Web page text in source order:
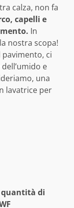
calza, non fa
capelli e
In
nostra scopa!
pavimento, ci
e
una
lavatrice per
quantità di